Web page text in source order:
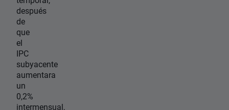
después
de
que
el
IPC
subyacente
aumentara
un
0,2%
intermensual,